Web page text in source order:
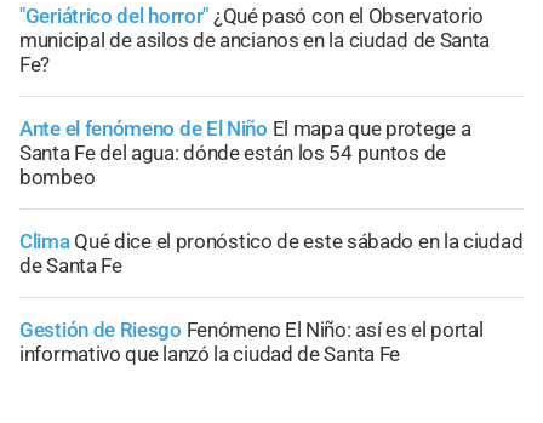
"Geriátrico del horror" ¿Qué pasó con el Observatorio
municipal de asilos de ancianos en la ciudad de Santa
Fe?
Ante el fenómeno de El Niño El mapa que protege a
Santa Fe del agua: dónde están los 54 puntos de
bombeo
Clima Qué dice el pronóstico de este sábado en la ciudad
de Santa Fe
Gestión de Riesgo Fenómeno El Niño: así es el portal
informativo que lanzó la ciudad de Santa Fe